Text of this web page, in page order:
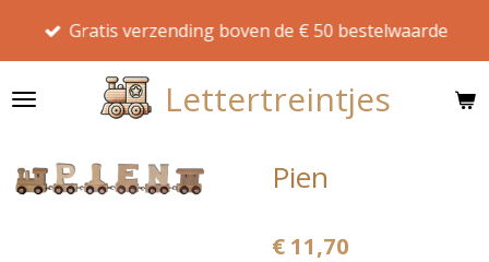
de
Lettertreintjes
Gratis verzending boven de € 50 bestelwaarde
Pien
€ 11,70